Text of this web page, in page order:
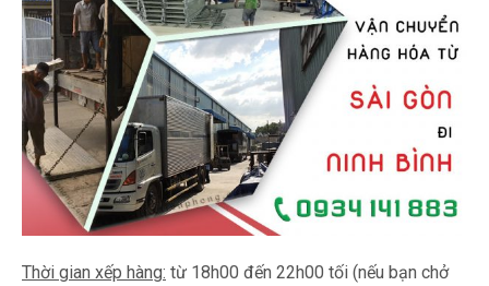
Thời gian xếp hàng: từ 18h00 đến 22h00 tối (nếu bạn chở